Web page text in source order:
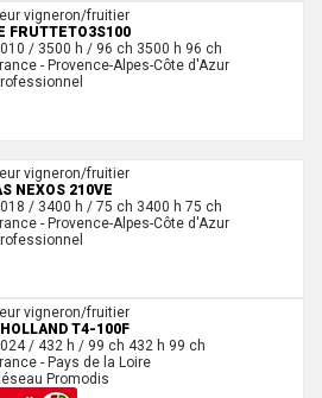
vigneron/fruitier
FRUTTETO3S100
/ 3500 h / 96 ch 3500 h 96 ch
- Provence-Alpes-Côte d'Azur
vigneron/fruitier
NEXOS 210VE
/ 3400 h / 75 ch 3400 h 75 ch
- Provence-Alpes-Côte d'Azur
vigneron/fruitier
HOLLAND T4-100F
/ 432 h / 99 ch 432 h 99 ch
- Pays de la Loire
Promodis